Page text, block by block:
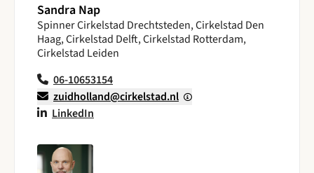
Sandra Nap
Spinner Cirkelstad Drechtsteden, Cirkelstad Den
Haag, Cirkelstad Delft, Cirkelstad Rotterdam,
Cirkelstad Leiden
06-10653154
zuidholland@cirkelstad.nl
LinkedIn